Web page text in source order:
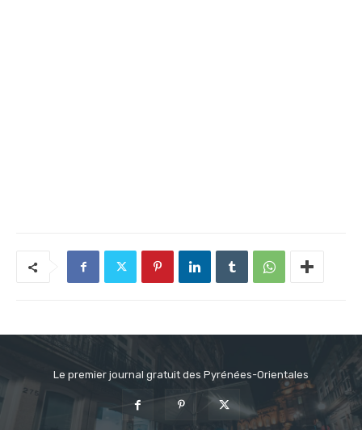
Le premier journal gratuit des Pyrénées-Orientales